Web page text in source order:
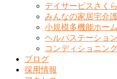
デイサービスさく
みんなの家居宅介
小規模多機能ホー
ヘルパステーショ
コンディショニン
ブログ
採用情報